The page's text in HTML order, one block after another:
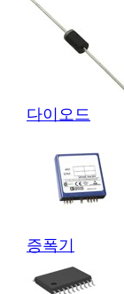
다이오드
증폭기